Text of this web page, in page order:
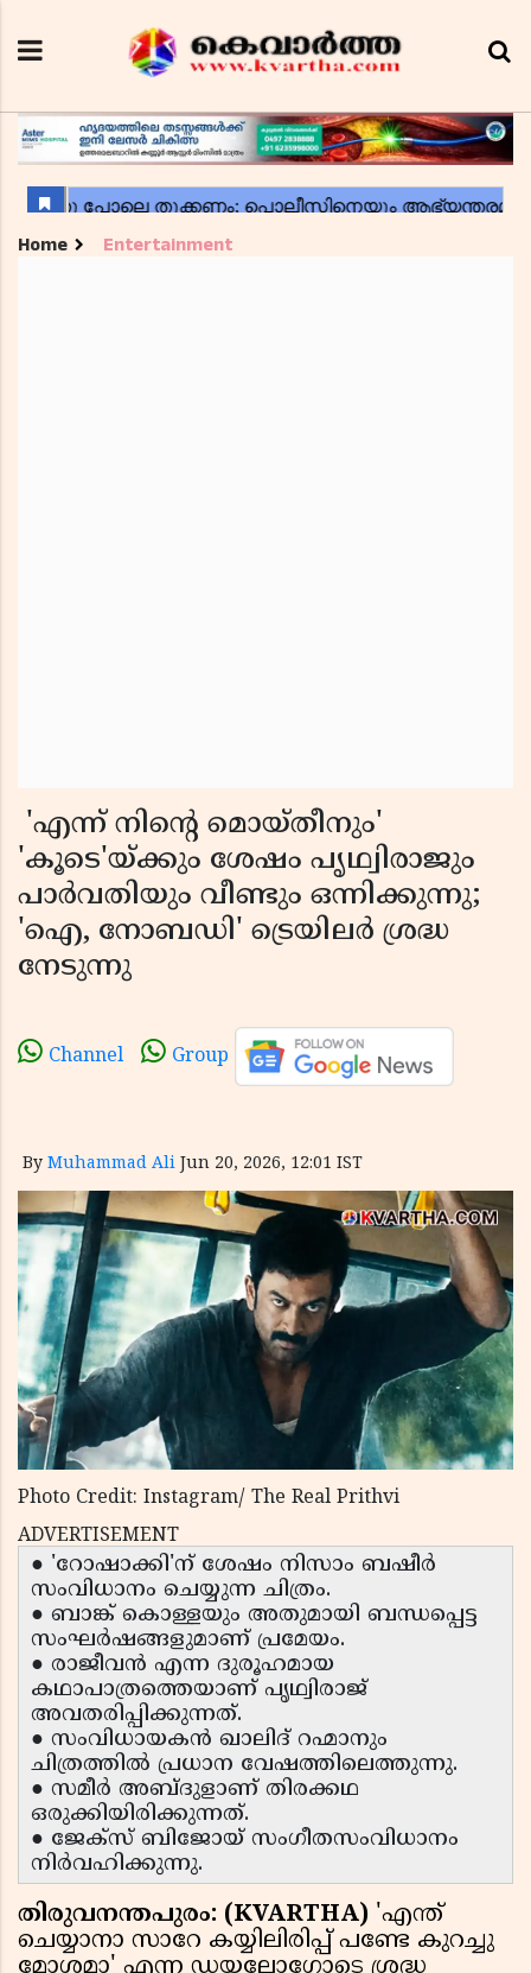
Home Entertainment
'എന്ന് നിൻ്റെ മൊയ്തീനും'
'കൂടെ'യ്ക്കും ശേഷം പൃഥ്വിരാജും
പാർവതിയും വീണ്ടും ഒന്നിക്കുന്നു;
'ഐ, നോബഡി' ട്രെയിലർ ശ്രദ്ധ
നേടുന്നു
Channel Group
By Muhammad Ali Jun 20, 2026, 12:01 IST
Photo Credit: Instagram/ The Real Prithvi
ADVERTISEMENT
● 'റോഷാക്കി'ന് ശേഷം നിസാം ബഷീർ
സംവിധാനം ചെയ്യുന്ന ചിത്രം.
● ബാങ്ക് കൊള്ളയും അതുമായി ബന്ധപ്പെട്ട
സംഘർഷങ്ങളുമാണ് പ്രമേയം.
● രാജീവൻ എന്ന ദുരൂഹമായ
കഥാപാത്രത്തെയാണ് പൃഥ്വിരാജ്
അവതരിപ്പിക്കുന്നത്.
● സംവിധായകൻ ഖാലിദ് റഹ്മാനും
ചിത്രത്തിൽ പ്രധാന വേഷത്തിലെത്തുന്നു.
● സമീർ അബ്ദുളാണ് തിരക്കഥ
ഒരുക്കിയിരിക്കുന്നത്.
● ജേക്സ് ബിജോയ് സംഗീതസംവിധാനം
നിർവഹിക്കുന്നു.
തിരുവനന്തപുരം: (KVARTHA) 'എന്ത്
ചെയ്യാനാ സാറേ കയ്യിലിരിപ്പ് പണ്ടേ കുറച്ചു